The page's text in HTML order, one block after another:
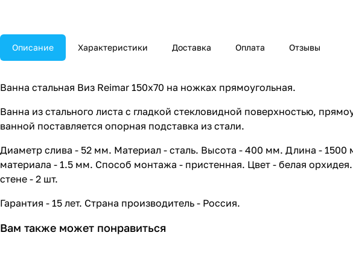
Описание Характеристики Доставка Оплата Отзывы
Ванна стальная Виз Reimar 150x70 на ножках прямоугольная.
Ванна из стального листа с гладкой стекловидной поверхностью,
ванной поставляется опорная подставка из стали.
Диаметр слива - 52 мм. Материал - сталь. Высота - 400 мм. Длина -
материала - 1.5 мм. Способ монтажа - пристенная. Цвет - белая
стене - 2 шт.
Гарантия - 15 лет. Страна производитель - Россия.
Вам также может понравиться